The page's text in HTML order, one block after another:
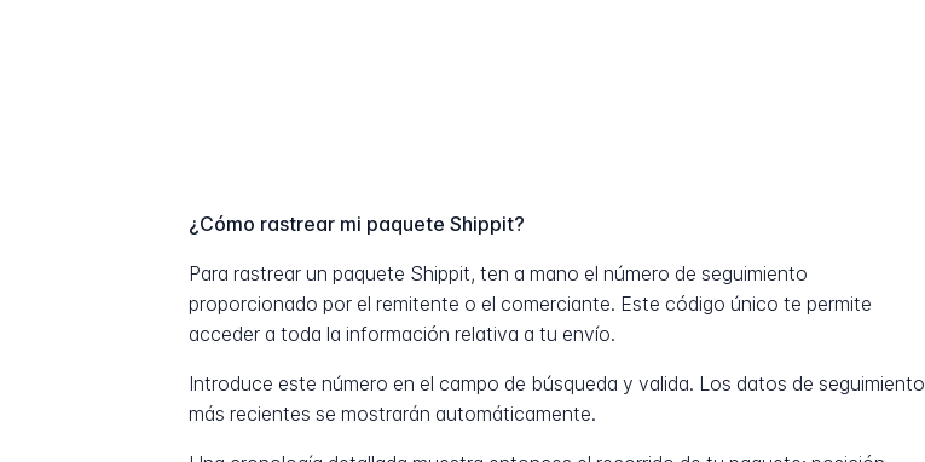
¿Cómo rastrear mi paquete Shippit?
Para rastrear un paquete Shippit, ten a mano el número de seguimiento
proporcionado por el remitente o el comerciante. Este código único te permite
acceder a toda la información relativa a tu envío.
Introduce este número en el campo de búsqueda y valida. Los datos de seguimiento
más recientes se mostrarán automáticamente.